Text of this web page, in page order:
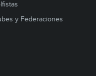
y Federaciones